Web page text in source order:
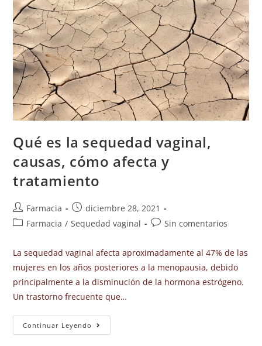
Qué es la sequedad vaginal,
causas, cómo afecta y
tratamiento
Farmacia
diciembre 28, 2021
Farmacia / Sequedad vaginal Sin comentarios
La sequedad vaginal afecta aproximadamente al 47% de las
mujeres en los años posteriores a la menopausia, debido
principalmente a la disminución de la hormona estrógeno.
Un trastorno frecuente que…
Continuar Leyendo